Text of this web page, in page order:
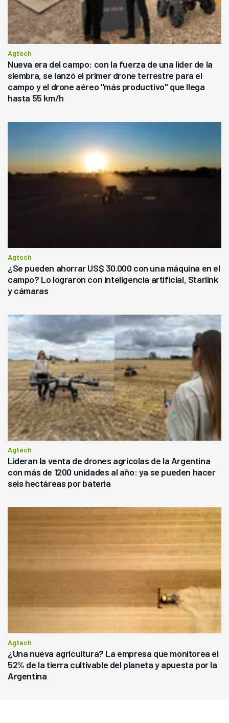
Agtech
Nueva era del campo: con la fuerza de una líder de la
siembra, se lanzó el primer drone terrestre para el
campo y el drone aéreo "más productivo" que llega
hasta 55 km/h
Agtech
¿Se pueden ahorrar US$ 30.000 con una máquina en el
campo? Lo lograron con inteligencia artificial, Starlink
y cámaras
Agtech
Lideran la venta de drones agrícolas de la Argentina
con más de 1200 unidades al año: ya se pueden hacer
seis hectáreas por bateria
Agtech
¿Una nueva agricultura? La empresa que monitorea el
52% de la tierra cultivable del planeta y apuesta por la
Argentina